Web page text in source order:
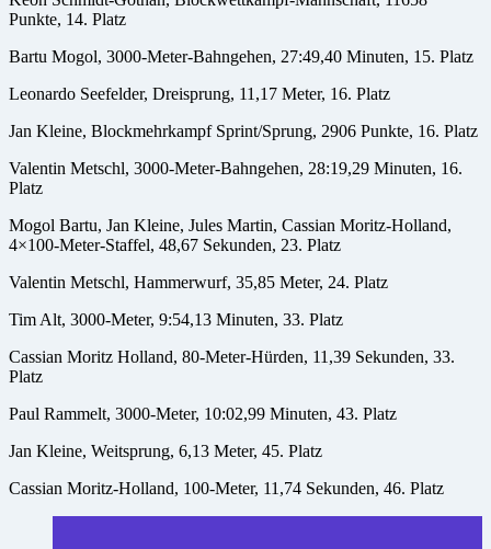
Punkte, 14. Platz
Bartu Mogol, 3000-Meter-Bahngehen, 27:49,40 Minuten, 15. Platz
Leonardo Seefelder, Dreisprung, 11,17 Meter, 16. Platz
Jan Kleine, Blockmehrkampf Sprint/Sprung, 2906 Punkte, 16. Platz
Valentin Metschl, 3000-Meter-Bahngehen, 28:19,29 Minuten, 16.
Platz
Mogol Bartu, Jan Kleine, Jules Martin, Cassian Moritz-Holland,
4×100-Meter-Staffel, 48,67 Sekunden, 23. Platz
Valentin Metschl, Hammerwurf, 35,85 Meter, 24. Platz
Tim Alt, 3000-Meter, 9:54,13 Minuten, 33. Platz
Cassian Moritz Holland, 80-Meter-Hürden, 11,39 Sekunden, 33.
Platz
Paul Rammelt, 3000-Meter, 10:02,99 Minuten, 43. Platz
Jan Kleine, Weitsprung, 6,13 Meter, 45. Platz
Cassian Moritz-Holland, 100-Meter, 11,74 Sekunden, 46. Platz